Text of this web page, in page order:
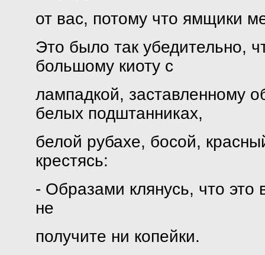
от вас, потому что ямщики
Это было так убедительно,
большому киоту с
лампадкой, заставленному
белых подштанниках,
белой рубахе, босой,
крестясь:
- Образами клянусь, что
не
получите ни копейки.